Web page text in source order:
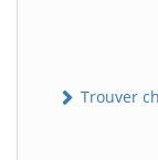
Trouver